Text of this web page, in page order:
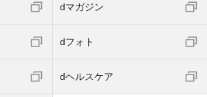
dマガジン
dフォト
dヘルスケア